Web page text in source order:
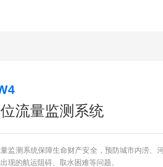
流量监测系统
监测系统保障生命财产安全，预防城市内涝、
现的航运阻碍、取水困难等问题。